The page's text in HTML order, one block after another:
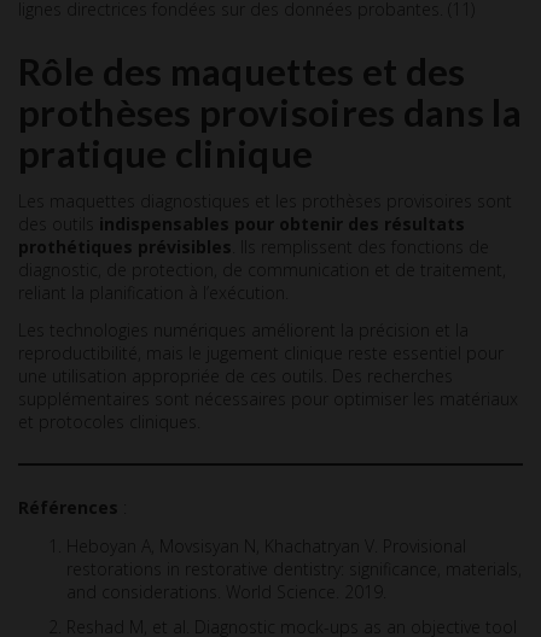
lignes directrices fondées sur des données probantes. (11)
Rôle des maquettes et des
prothèses provisoires dans la
pratique clinique
Les maquettes diagnostiques et les prothèses provisoires sont
des outils indispensables pour obtenir des résultats
prothétiques prévisibles . Ils remplissent des fonctions de
diagnostic, de protection, de communication et de traitement,
reliant la planification à l’exécution.
Les technologies numériques améliorent la précision et la
reproductibilité, mais le jugement clinique reste essentiel pour
une utilisation appropriée de ces outils. Des recherches
supplémentaires sont nécessaires pour optimiser les matériaux
et protocoles cliniques.
Références
Heboyan A, Movsisyan N, Khachatryan V. Provisional
restorations in restorative dentistry: significance, materials,
and considerations. World Science. 2019.
Reshad M, et al. Diagnostic mock-ups as an objective tool